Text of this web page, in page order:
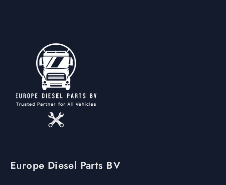
Europe Diesel Parts BV